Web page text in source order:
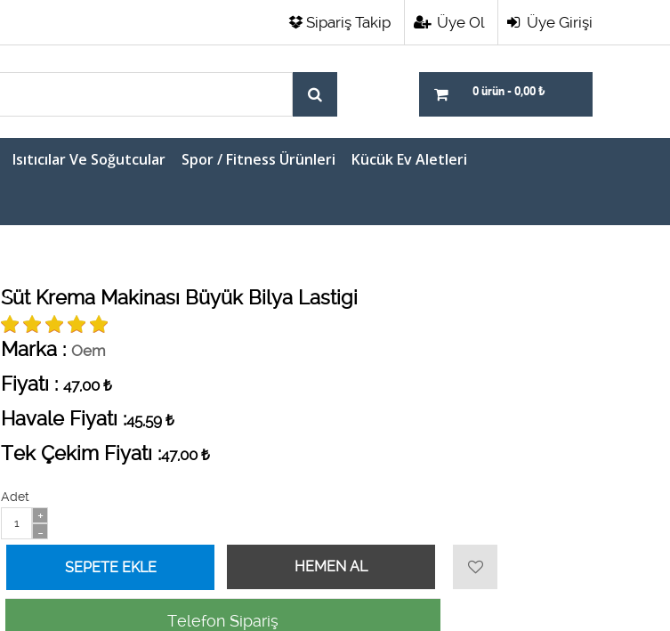
Üye Girişi
Üye Ol
Sipariş Takip
0 ürün - 0,00 ₺
Isıtıcılar Ve Soğutcular Spor / Fitness Ürünleri Kücük Ev Aletleri
Süt Krema Makinası Büyük Bilya Lastigi
Marka : Oem
Fiyatı : 47,00₺
Havale Fiyatı :45,59 ₺
Tek Çekim Fiyatı :47,00₺
Adet
+
-
HEMEN AL
Telefon Sipariş